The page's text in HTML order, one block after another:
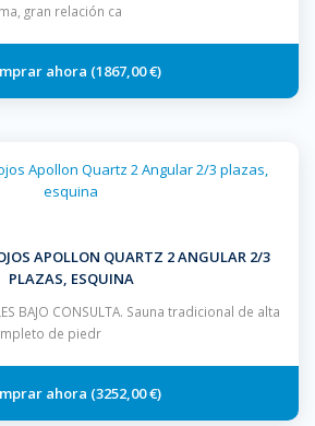
gran relación ca
1867,00 €
APOLLON QUARTZ 2 ANGULAR 2/3
PLAZAS, ESQUINA
BAJO CONSULTA. Sauna tradicional de alta
de piedr
3252,00 €